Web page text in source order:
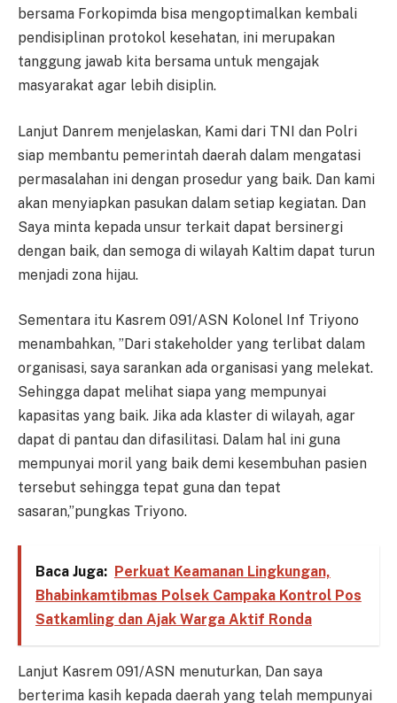
bersama Forkopimda bisa mengoptimalkan kembali
pendisiplinan protokol kesehatan, ini merupakan
tanggung jawab kita bersama untuk mengajak
masyarakat agar lebih disiplin.
Lanjut Danrem menjelaskan, Kami dari TNI dan Polri
siap membantu pemerintah daerah dalam mengatasi
permasalahan ini dengan prosedur yang baik. Dan kami
akan menyiapkan pasukan dalam setiap kegiatan. Dan
Saya minta kepada unsur terkait dapat bersinergi
dengan baik, dan semoga di wilayah Kaltim dapat turun
menjadi zona hijau.
Sementara itu Kasrem 091/ASN Kolonel Inf Triyono
menambahkan, ”Dari stakeholder yang terlibat dalam
organisasi, saya sarankan ada organisasi yang melekat.
Sehingga dapat melihat siapa yang mempunyai
kapasitas yang baik. Jika ada klaster di wilayah, agar
dapat di pantau dan difasilitasi. Dalam hal ini guna
mempunyai moril yang baik demi kesembuhan pasien
tersebut sehingga tepat guna dan tepat
sasaran,”pungkas Triyono.
Baca Juga: Perkuat Keamanan Lingkungan,
Bhabinkamtibmas Polsek Campaka Kontrol Pos
Satkamling dan Ajak Warga Aktif Ronda
Lanjut Kasrem 091/ASN menuturkan, Dan saya
berterima kasih kepada daerah yang telah mempunyai